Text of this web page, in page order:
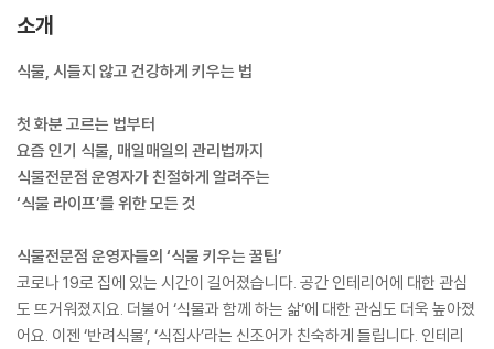
소개
식물, 시들지 않고 건강하게 키우는 법
첫 화분 고르는 법부터
요즘 인기 식물, 매일매일의 관리법까지
식물전문점 운영자가 친절하게 알려주는
‘식물 라이프’를 위한 모든 것
식물전문점 운영자들의 ‘식물 키우는 꿀팁’
코로나 19로 집에 있는 시간이 길어졌습니다. 공간 인테리어에 대한 관심
도 뜨거워졌지요. 더불어 ‘식물과 함께 하는 삶’에 대한 관심도 더욱 높아졌
어요. 이젠 ‘반려식물’, ‘식집사’라는 신조어가 친숙하게 들립니다. 인테리